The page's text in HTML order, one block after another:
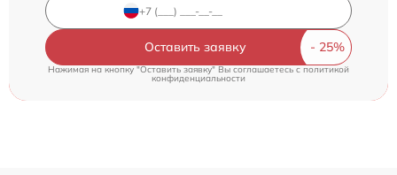
Оставить заявку
Нажимая на кнопку "Оставить заявку" Вы соглашаетесь c политикой
конфиденциальности